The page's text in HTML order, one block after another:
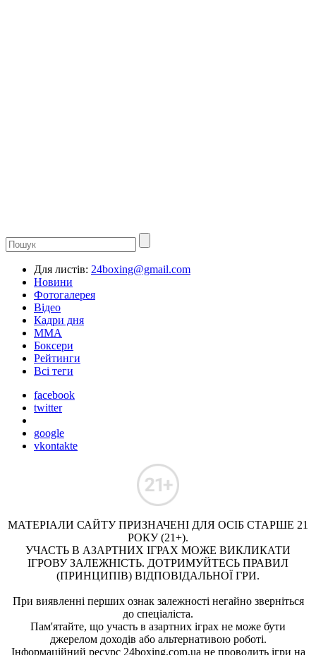
Для листів: 24boxing@gmail.com
Новини
Фотогалерея
Відео
Кадри дня
ММА
Боксери
Рейтинги
Всі теги
facebook
twitter
google
vkontakte
МАТЕРІАЛИ САЙТУ ПРИЗНАЧЕНІ ДЛЯ ОСІБ СТАРШЕ 21
РОКУ (21+).
УЧАСТЬ В АЗАРТНИХ ІГРАХ МОЖЕ ВИКЛИКАТИ
ІГРОВУ ЗАЛЕЖНІСТЬ. ДОТРИМУЙТЕСЬ ПРАВИЛ
(ПРИНЦИПІВ) ВІДПОВІДАЛЬНОЇ ГРИ.
При виявленні перших ознак залежності негайно зверніться
до спеціаліста.
Пам'ятайте, що участь в азартних іграх не може бути
джерелом доходів або альтернативою роботі.
Інформаційний ресурс 24boxing.com.ua не проводить ігри на